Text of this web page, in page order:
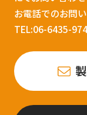
お電話でのお問
TEL:06-6435-